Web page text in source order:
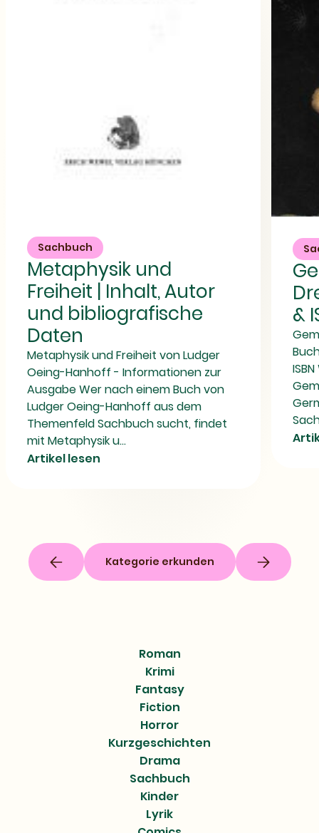
Freiheit
bibliografische
Sachbuch
Metaphysik und
Freiheit | Inhalt, Autor
und bibliografische
Daten
Metaphysik und Freiheit von Ludger
Oeing-Hanhoff - Informationen zur
Ausgabe Wer nach einem Buch von
Ludger Oeing-Hanhoff aus dem
Themenfeld Sachbuch sucht, findet
mit Metaphysik u...
Artikel lesen
Buchdetails
&
Kategorie erkunden
Roman
Krimi
Fantasy
Fiction
Horror
Kurzgeschichten
Drama
Sachbuch
Kinder
Lyrik